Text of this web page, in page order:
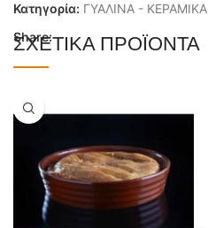
Κατηγορία: ΓΥΑΛΙΝΑ - ΚΕΡΑΜΙΚΑ
Share:
ΣΧΕΤΙΚΆ ΠΡΟΪΌΝΤΑ